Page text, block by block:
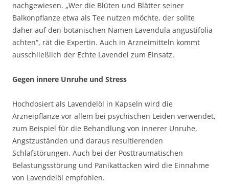
nachgewiesen. „Wer die Blüten und Blätter seiner
Balkonpflanze etwa als Tee nutzen möchte, der sollte
daher auf den botanischen Namen Lavendula angustifolia
achten“, rät die Expertin. Auch in Arzneimitteln kommt
ausschließlich der Echte Lavendel zum Einsatz.
Gegen innere Unruhe und Stress
Hochdosiert als Lavendelöl in Kapseln wird die
Arzneipflanze vor allem bei psychischen Leiden verwendet,
zum Beispiel für die Behandlung von innerer Unruhe,
Angstzuständen und daraus resultierenden
Schlafstörungen. Auch bei der Posttraumatischen
Belastungsstörung und Panikattacken wird die Einnahme
von Lavendelöl empfohlen.